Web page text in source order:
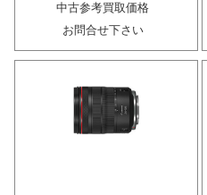
中古参考買取価格
お問合せ下さい